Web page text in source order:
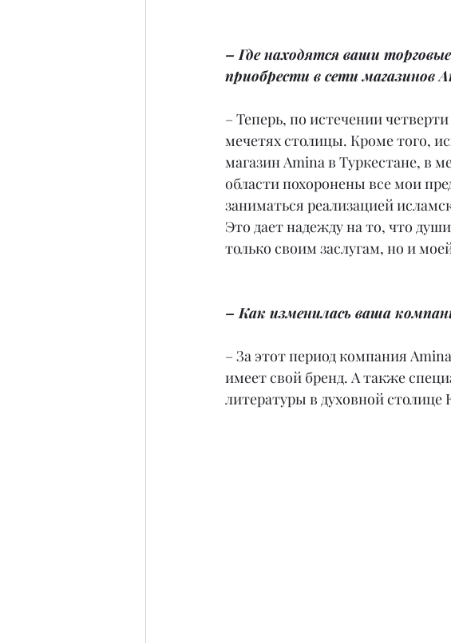
– Где находятся ваши
приобрести в сети магазинов
– Теперь, по истечении
мечетях столицы. Кроме того,
магазин Amina в Туркестане, в
области похоронены все мои
заниматься реализацией
Это дает надежду на то, что
только своим заслугам, но и
– Как изменилась ваша
– За этот период компания
имеет свой бренд. А также
литературы в духовной столице